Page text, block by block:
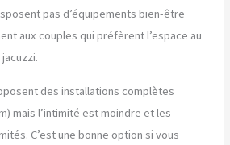
pas d’équipements bien-être
aux couples qui préfèrent l’espace au
des installations complètes
mais l’intimité est moindre et les
C’est une bonne option si vous